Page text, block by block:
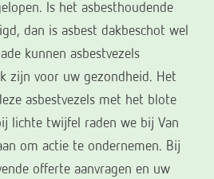
Is het asbesthoudende
dan is asbest dakbeschot wel
kunnen asbestvezels
zijn voor uw gezondheid. Het
asbestvezels met het blote
lichte twijfel raden we bij Van
om actie te ondernemen. Bij
offerte aanvragen en uw